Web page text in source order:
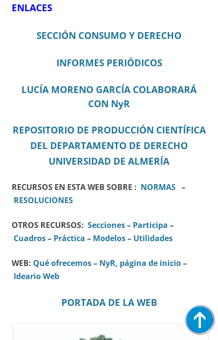
ENLACES
SECCIÓN CONSUMO Y DERECHO
INFORMES PERIÓDICOS
LUCÍA MORENO GARCÍA COLABORARÁ
CON NyR
REPOSITORIO DE PRODUCCIÓN CIENTÍFICA
DEL DEPARTAMENTO DE DERECHO
UNIVERSIDAD DE ALMERÍA
RECURSOS EN ESTA WEB SOBRE : NORMAS –
RESOLUCIONES
OTROS RECURSOS: Secciones– Participa –
Cuadros– Práctica – Modelos– Utilidades
WEB: Qué ofrecemos– NyR, página de inicio–
Ideario Web
PORTADA DE LA WEB